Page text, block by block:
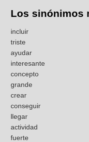
Los sinónimos
incluir
triste
ayudar
interesante
concepto
grande
crear
conseguir
llegar
actividad
fuerte